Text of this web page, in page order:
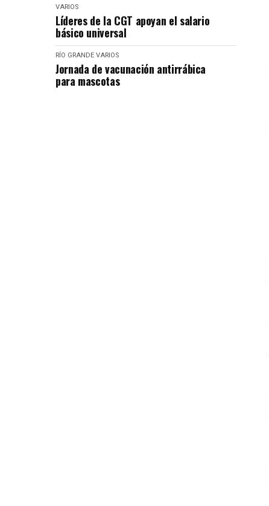
VARIOS
Líderes de la CGT apoyan el salario
básico universal
RÍO GRANDE VARIOS
Jornada de vacunación antirrábica
para mascotas